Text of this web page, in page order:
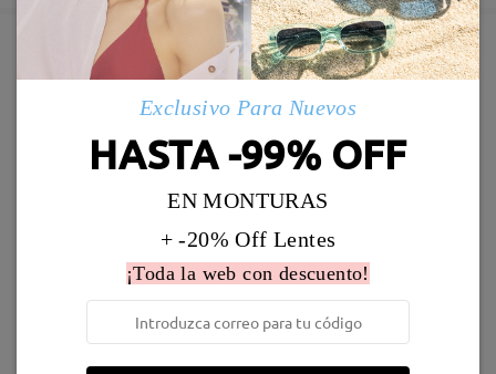
Enviado
5-7 días laborales detalles
Marcos Similares
8,00 € Jewels246
Exclusivo Para Nuevos
HASTA -99% OFF
EN MONTURAS
+ -20% Off Lentes
¡Toda la web con descuento!